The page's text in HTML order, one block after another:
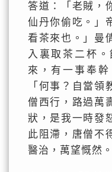
答道：「老賊，
仙丹你偷吃。」
看茶來也。」曼
入裏取茶二杯
來，有一事奉幹
「何事？自當領
僧西行，路過萬
狀，是我一時發
此阻滯，唐僧不
醫治，萬望慨然。